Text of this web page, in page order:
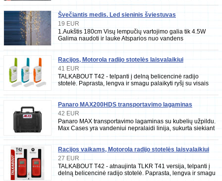
Švečiantis medis. Led sieninis šviestuvas
19 EUR
1.Aukštis 180cm Visų lempučių vartojimo galia tik 4.5W
Galima naudoti ir lauke Atsparios nuo vandens
Racijos, Motorola radijo stotelės laisvalaikiui
pramogoms
41 EUR
TALKABOUT T42 - telpanti į delną belicencinė radijo
stotelė. Paprasta, lengva ir smagu palaikyti ryšį su visais
Panaro MAX200HDS transportavimo lagaminas
42 EUR
Panaro MAX transportavimo lagaminas su kubelių užpildu.
Max Cases yra vandeniui nepralaidi linija, sukurta siekiant
Racijos vaikams, Motorola radijo stotelės laisvalaikiui
pramogoms
27 EUR
TALKABOUT T42 - atnaujinta TLKR T41 versija, telpanti į
delną belicencinė radijo stotelė. Paprasta, lengva ir smagu